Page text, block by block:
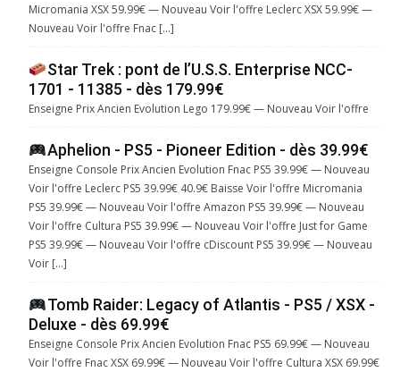
Micromania XSX 59.99€ — Nouveau Voir l'offre Leclerc XSX 59.99€ —
Nouveau Voir l'offre Fnac […]
Star Trek : pont de l’U.S.S. Enterprise NCC-
1701 - 11385 - dès 179.99€
Enseigne Prix Ancien Evolution Lego 179.99€ — Nouveau Voir l'offre
Aphelion - PS5 - Pioneer Edition - dès 39.99€
Enseigne Console Prix Ancien Evolution Fnac PS5 39.99€ — Nouveau
Voir l'offre Leclerc PS5 39.99€ 40.9€ Baisse Voir l'offre Micromania
PS5 39.99€ — Nouveau Voir l'offre Amazon PS5 39.99€ — Nouveau
Voir l'offre Cultura PS5 39.99€ — Nouveau Voir l'offre Just for Game
PS5 39.99€ — Nouveau Voir l'offre cDiscount PS5 39.99€ — Nouveau
Voir […]
Tomb Raider: Legacy of Atlantis - PS5 / XSX -
Deluxe - dès 69.99€
Enseigne Console Prix Ancien Evolution Fnac PS5 69.99€ — Nouveau
Voir l'offre Fnac XSX 69.99€ — Nouveau Voir l'offre Cultura XSX 69.99€